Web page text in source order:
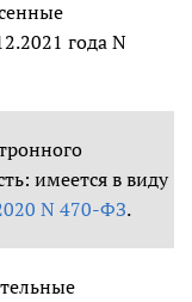
года N
имеется в виду
N 470-ФЗ.